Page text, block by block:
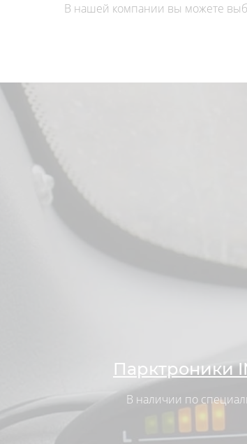
В нашей компании вы можете
Парктроники
В наличии по